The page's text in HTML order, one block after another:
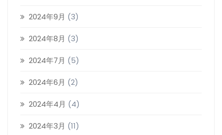
2024年9月 (3)
2024年8月 (3)
2024年7月 (5)
2024年6月 (2)
2024年4月 (4)
2024年3月 (11)